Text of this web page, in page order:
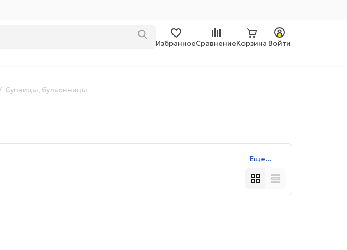
ИзбранноеСравнениеКорзина Войти
Супницы, бульонницы
Еще...